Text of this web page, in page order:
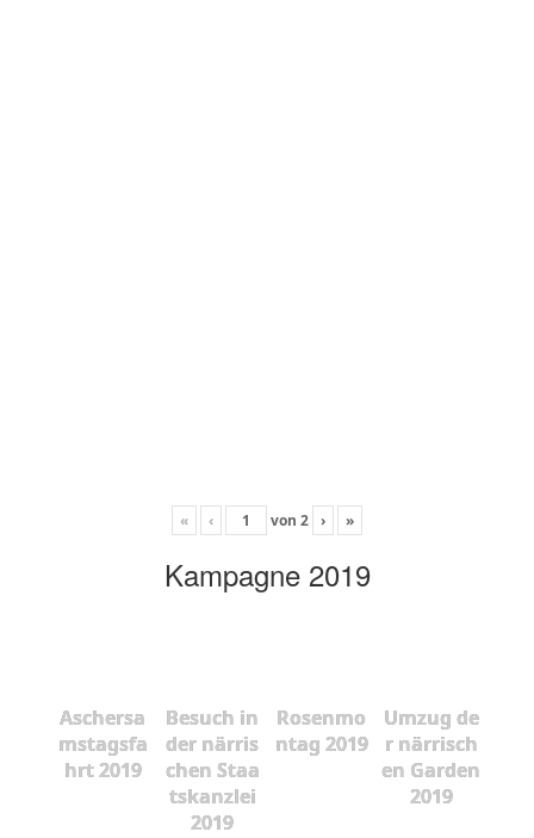
« ‹ von 2 › »
Kampagne 2019
Aschersa
mstagsfa
hrt 2019
Besuch in
der närris
chen Staa
tskanzlei
2019
Rosenmo
ntag 2019
Umzug de
r närrisch
en Garden
2019